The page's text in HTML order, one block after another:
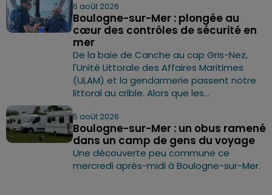
6 août 2026
Boulogne-sur-Mer : plongée au
cœur des contrôles de sécurité en
mer
De la baie de Canche au cap Gris-Nez,
l'Unité Littorale des Affaires Maritimes
(ULAM) et la gendarmerie passent notre
littoral au crible. Alors que les...
5 août 2026
Boulogne-sur-Mer : un obus ramené
dans un camp de gens du voyage
Une découverte peu commune ce
mercredi après-midi à Boulogne-sur-Mer.